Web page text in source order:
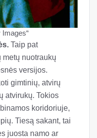
Images“
Taip pat
nuotraukų
versijos.
gimtinių, atvirų
atvirukų. Tokios
koridoriuje,
Tiesą sakant, tai
juosta namo ar